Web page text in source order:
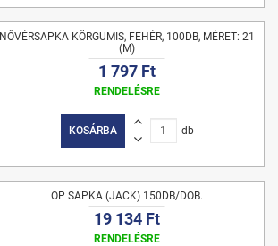
NŐVÉRSAPKA KÖRGUMIS, FEHÉR, 100DB, MÉRET: 21
(M)
1 797 Ft
RENDELÉSRE
KOSÁRBA db
OP SAPKA (JACK) 150DB/DOB.
19 134 Ft
RENDELÉSRE